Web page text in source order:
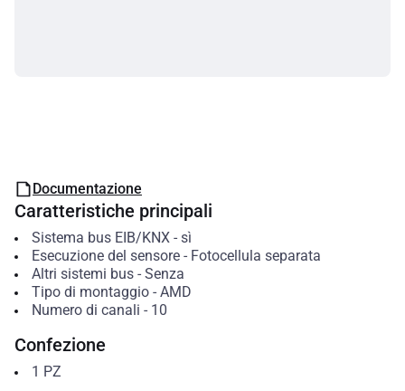
Documentazione
Caratteristiche principali
Sistema bus EIB/KNX- sì
Esecuzione del sensore- Fotocellula separata
Altri sistemi bus- Senza
Tipo di montaggio- AMD
Numero di canali - 10
Confezione
1 PZ